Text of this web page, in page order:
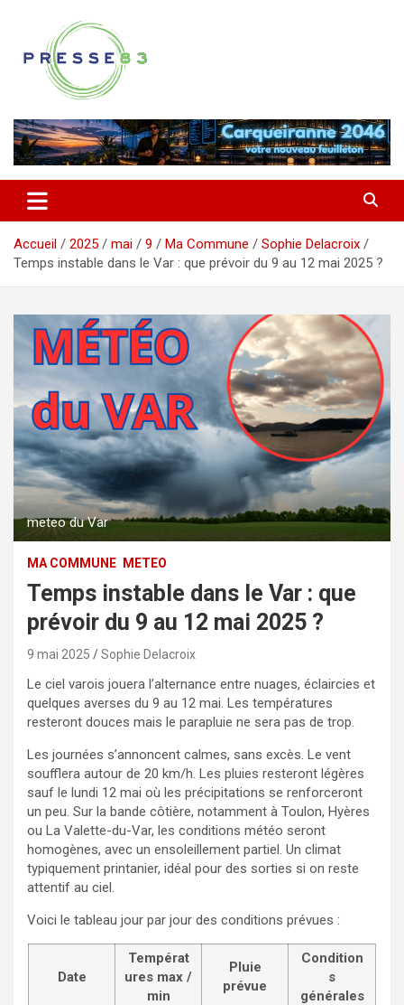
contenu
Presse 83
Accueil 2025 mai 9 Ma Commune
Sophie Delacroix
Temps instable dans le Var : que prévoir du 9 au 12 mai 2025 ?
meteo du Var
MA COMMUNE METEO
Temps instable dans le Var : que
prévoir du 9 au 12 mai 2025 ?
9 mai 2025 Sophie Delacroix
Le ciel varois jouera l’alternance entre nuages, éclaircies et
quelques averses du 9 au 12 mai. Les températures
resteront douces mais le parapluie ne sera pas de trop.
Les journées s’annoncent calmes, sans excès. Le vent
soufflera autour de 20 km/h. Les pluies resteront légères
sauf le lundi 12 mai où les précipitations se renforceront
un peu. Sur la bande côtière, notamment à Toulon, Hyères
ou La Valette-du-Var, les conditions météo seront
homogènes, avec un ensoleillement partiel. Un climat
typiquement printanier, idéal pour des sorties si on reste
attentif au ciel.
Voici le tableau jour par jour des conditions prévues :
Date
Températ
ures max /
min
Pluie
prévue
Condition
s
générales